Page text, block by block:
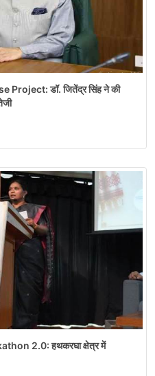
डॉ. जितेंद्र सिंह ने की
2.0: हथकरघा क्षेत्र में